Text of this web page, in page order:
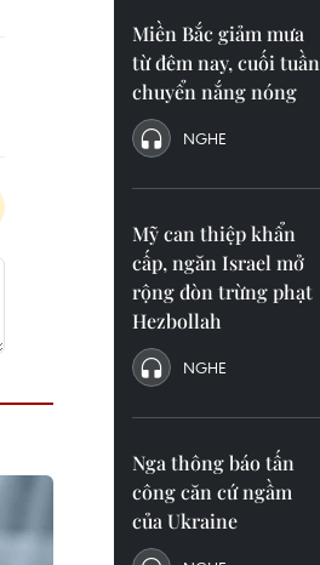
Miền Bắc giảm mưa
từ đêm nay, cuối tuần
chuyển nắng nóng
NGHE
Mỹ can thiệp khẩn
cấp, ngăn Israel mở
rộng đòn trừng phạt
Hezbollah
NGHE
Nga thông báo tấn
công căn cứ ngầm
của Ukraine